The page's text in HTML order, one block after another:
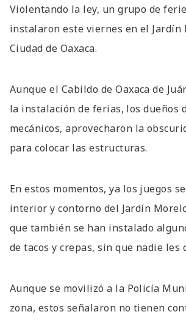
Violentando la ley, un grupo de
instalaron este viernes en el Jardín
Ciudad de Oaxaca.
Aunque el Cabildo de Oaxaca de
la instalación de ferias, los dueños
mecánicos, aprovecharon la
para colocar las estructuras.
En estos momentos, ya los juegos
interior y contorno del Jardín
que también se han instalado
de tacos y crepas, sin que nadie les
Aunque se movilizó a la Policía
zona, estos señalaron no tienen